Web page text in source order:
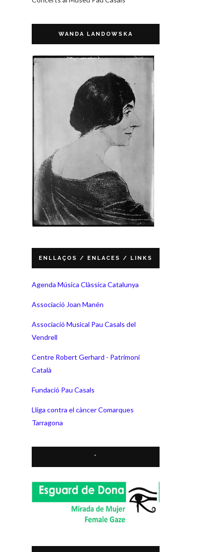
WANDA LANDOWSKA
ENLLAÇOS / ENLACES / LINKS
Agenda Música Clàssica Catalunya
Associació Joan Manén
Associació Musical Pau Casals del
Vendrell
Centre Robert Gerhard - Patrimoni
Català
Fundació Pau Casals
Lliga contra el càncer Comarques
Tarragona
*